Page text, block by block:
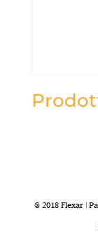
@ 2018 Flexar |